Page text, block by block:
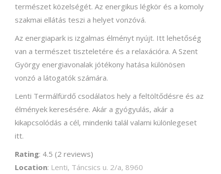
természet közelségét. Az energikus légkör és a komoly
szakmai ellátás teszi a helyet vonzóvá.
Az energiapark is izgalmas élményt nyújt. Itt lehetőség
van a természet tiszteletére és a relaxációra. A Szent
György energiavonalak jótékony hatása különösen
vonzó a látogatók számára.
Lenti Termálfürdő csodálatos hely a feltöltődésre és az
élmények keresésére. Akár a gyógyulás, akár a
kikapcsolódás a cél, mindenki talál valami különlegeset
itt.
Rating: 4.5 (2 reviews)
Location: Lenti, Táncsics u. 2/a, 8960